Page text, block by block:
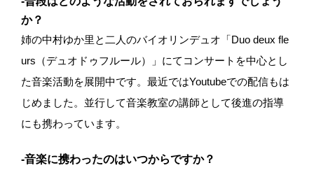
か？
姉の中村ゆか里と二人のバイオリンデュオ「Duo deux fle
urs（デュオドゥフルール）」にてコンサートを中心とし
た音楽活動を展開中です。最近ではYoutubeでの配信もは
じめました。並行して音楽教室の講師として後進の指導
にも携わっています。
-音楽に携わったのはいつからですか？